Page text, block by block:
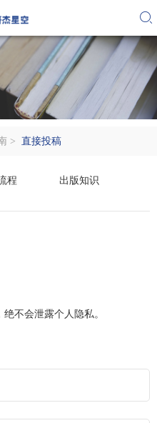
> 直接投稿
程 出版知识
不会泄露个人隐私。